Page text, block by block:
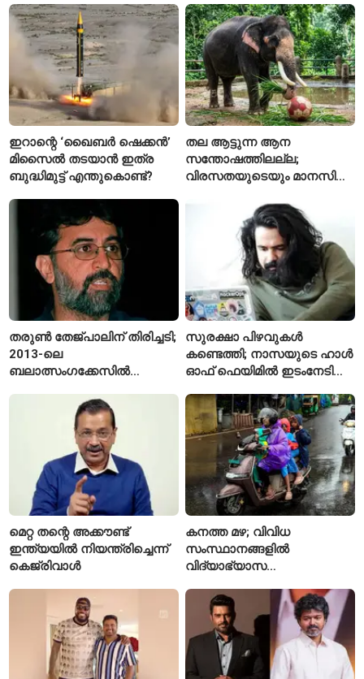
ഇറാന്റെ ‘ഖൈബർ ഷെക്കൻ’
മിസൈൽ തടയാൻ ഇത്ര
ബുദ്ധിമുട്ട് എന്തുകൊണ്ട്?
തല ആട്ടുന്ന ആന
സന്തോഷത്തിലല്ല;
വിരസതയുടെയും മാനസിക
ലക്ഷണമെന്ന് വിദഗ്ധർ
തരുൺ തേജ്പാലിന് തിരിച്ചടി;
2013-ലെ
ബലാത്സംഗക്കേസിൽ
ഹൈക്കോടതി
സുരക്ഷാ പിഴവുകൾ
കണ്ടെത്തി; നാസയുടെ ഹാൾ
ഓഫ് ഫെയിമിൽ ഇടംനേടി
മെറ്റ തന്റെ അക്കൗണ്ട്
ഇന്ത്യയിൽ നിയന്ത്രിച്ചെന്ന്
കെജ്‌രിവാൾ
കനത്ത മഴ; വിവിധ
സംസ്ഥാനങ്ങളിൽ
വിദ്യാഭ്യാസ
പ്രഖ്യാപിച്ചു